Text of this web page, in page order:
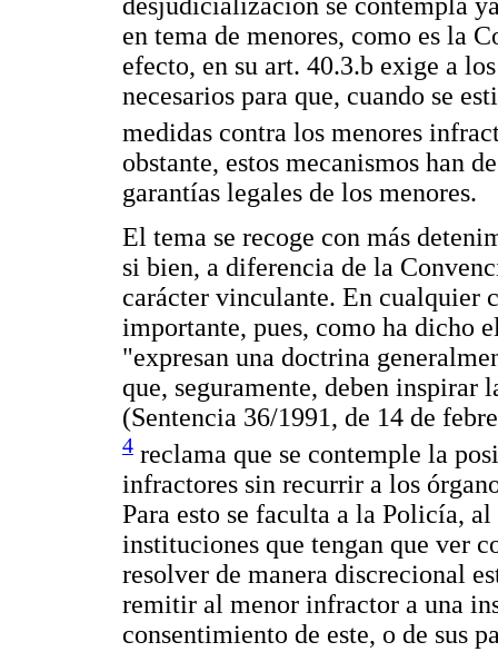
desjudicialización se contempla
en tema de menores, como es la
efecto, en su art. 40.3.b exige a
necesarios para que, cuando se
medidas contra los menores
obstante, estos mecanismos han
garantías legales de los menores.
El tema se recoge con más
si bien, a diferencia de la
carácter vinculante. En cualquier
importante, pues, como ha dicho
"expresan una doctrina
que, seguramente, deben inspirar
(Sentencia 36/1991, de 14 de
4 reclama que se contemple la
infractores sin recurrir a los
Para esto se faculta a la Policía,
instituciones que tengan que ver
resolver de manera discrecional
remitir al menor infractor a una
consentimiento de este, o de sus